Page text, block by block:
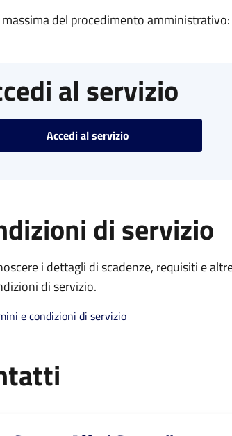
del procedimento
al servizio
Accedi al servizio
di servizio
i dettagli di scadenze, requisiti e
di servizio.
e condizioni di servizio